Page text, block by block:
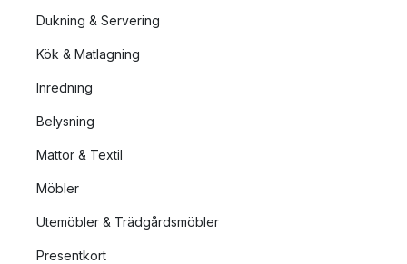
Dukning & Servering
Kök & Matlagning
Inredning
Belysning
Mattor & Textil
Möbler
Utemöbler & Trädgårdsmöbler
Presentkort